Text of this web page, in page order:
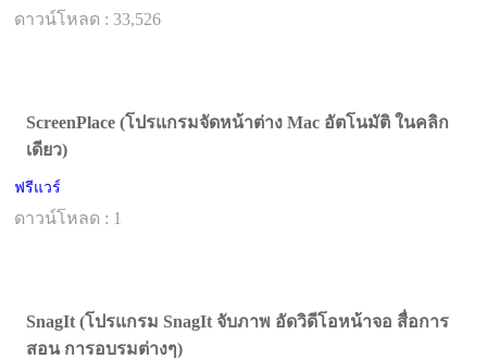
ดาวน์โหลด : 33,526
ScreenPlace (โปรแกรมจัดหน้าต่าง Mac อัตโนมัติ ในคลิก
เดียว)
ฟรีแวร์
ดาวน์โหลด : 1
SnagIt (โปรแกรม SnagIt จับภาพ อัดวิดีโอหน้าจอ สื่อการ
สอน การอบรมต่างๆ)